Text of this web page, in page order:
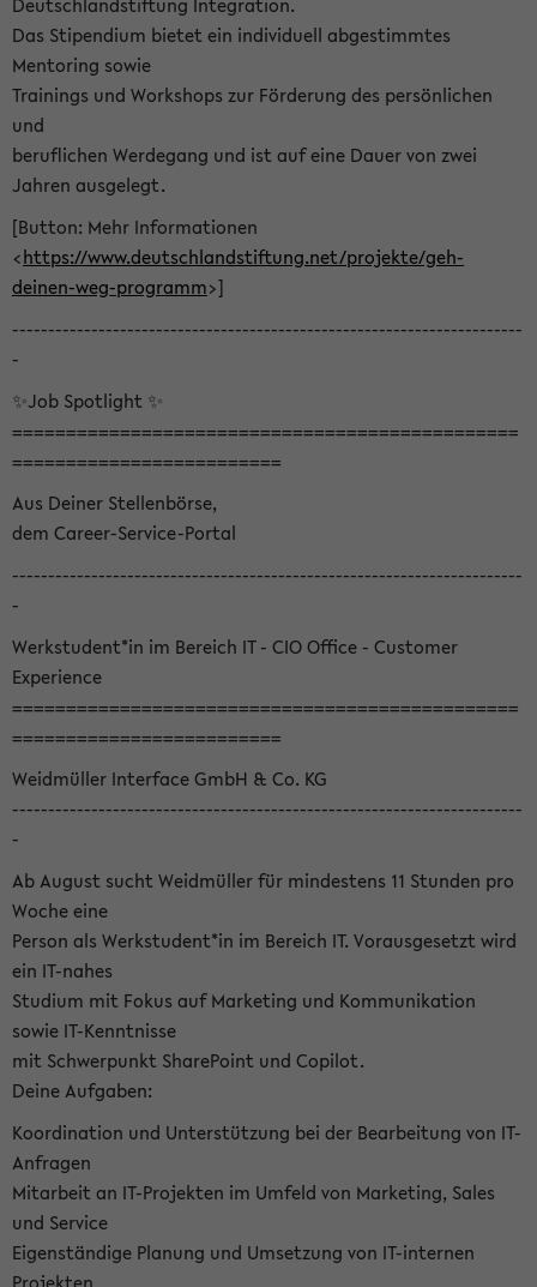
Das Stipendium bietet ein individuell abgestimmtes
Mentoring sowie
Trainings und Workshops zur Förderung des persönlichen
und
beruflichen Werdegang und ist auf eine Dauer von zwei
Jahren ausgelegt.
[Button: Mehr Informationen
<https://www.deutschlandstiftung.net/projekte/geh-
deinen-weg-programm>]
-----------------------------------------------------------------------
-
✨Job Spotlight ✨
===============================================
=========================
Aus Deiner Stellenbörse,
dem Career-Service-Portal
-----------------------------------------------------------------------
-
Werkstudent*in im Bereich IT - CIO Office - Customer
Experience
===============================================
=========================
Weidmüller Interface GmbH & Co. KG
-----------------------------------------------------------------------
-
Ab August sucht Weidmüller für mindestens 11 Stunden pro
Woche eine
Person als Werkstudent*in im Bereich IT. Vorausgesetzt wird
ein IT-nahes
Studium mit Fokus auf Marketing und Kommunikation
sowie IT-Kenntnisse
mit Schwerpunkt SharePoint und Copilot.
Deine Aufgaben:
Koordination und Unterstützung bei der Bearbeitung von IT-
Anfragen
Mitarbeit an IT-Projekten im Umfeld von Marketing, Sales
und Service
Eigenständige Planung und Umsetzung von IT-internen